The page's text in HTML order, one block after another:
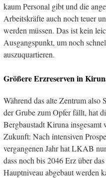
kaum Personal gibt und die
Arbeitskräfte auch noch teuer
werden müssen. Das ist kein
Ausgangspunkt, um noch
auszuquartieren.
Größere Erzreserven in
Während das alte Zentrum also
der Grube zum Opfer fällt, hat
Bergbaustadt Kiruna insgesamt
Zukunft: Nach intensiven
vergangenen Jahr hat LKAB
dass noch bis 2046 Erz über
Hauptniveau abgebaut werden